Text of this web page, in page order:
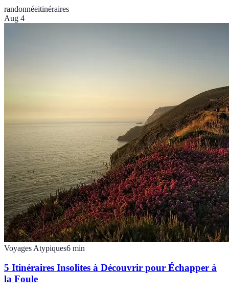
randonnéeitinéraires
Aug 4
Voyages Atypiques6 min
5 Itinéraires Insolites à Découvrir pour Échapper à
la Foule